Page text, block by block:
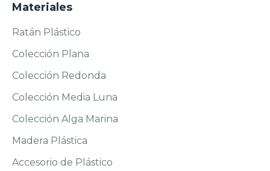
Materiales
Ratán Plástico
Colección Plana
Colección Redonda
Colección Media Luna
Colección Alga Marina
Madera Plástica
Accesorio de Plástico